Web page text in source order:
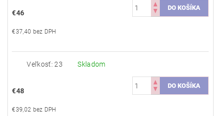
€46
€37,40 bez DPH
Veľkosť: 23 Skladom
€48
€39,02 bez DPH